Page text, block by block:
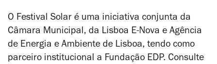
O Festival Solar é uma iniciativa conjunta da
Câmara Municipal, da Lisboa E-Nova e Agência
de Energia e Ambiente de Lisboa, tendo como
parceiro institucional a Fundação EDP. Consulte